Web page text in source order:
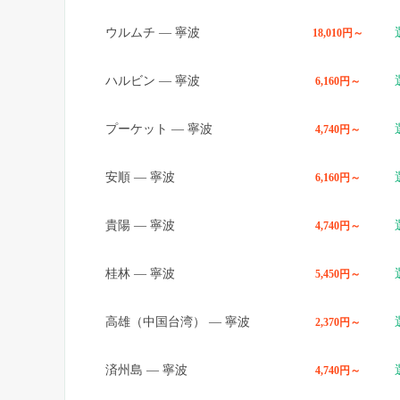
ウルムチ — 寧波 18,010円～
ハルビン — 寧波 6,160円～
プーケット — 寧波 4,740円～
安順 — 寧波 6,160円～
貴陽 — 寧波 4,740円～
桂林 — 寧波 5,450円～
高雄（中国台湾） — 寧波 2,370円～
済州島 — 寧波 4,740円～